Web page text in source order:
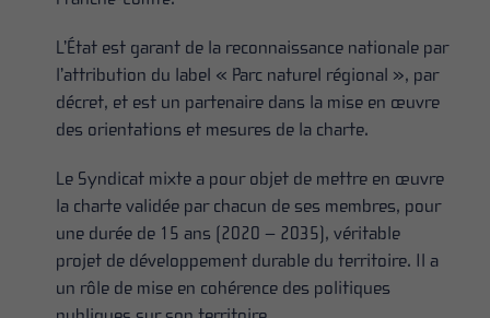
L’État est garant de la reconnaissance nationale par
l’attribution du label « Parc naturel régional », par
décret, et est un partenaire dans la mise en œuvre
des orientations et mesures de la charte.
Le Syndicat mixte a pour objet de mettre en œuvre
la charte validée par chacun de ses membres, pour
une durée de 15 ans (2020 – 2035), véritable
projet de développement durable du territoire. Il a
un rôle de mise en cohérence des politiques